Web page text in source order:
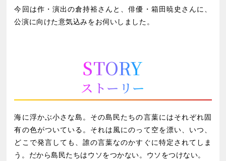
今回は作・演出の倉持裕さんと、俳優・箱田暁史さんに、
公演に向けた意気込みをお伺いしました。
STORY
ストーリー
海に浮かぶ小さな島。その島民たちの言葉にはそれぞれ固
有の色がついている。それは風にのって空を漂い、いつ、
どこで発言しても、誰の言葉なのかすぐに特定されてしま
う。だから島民たちはウソをつかない。ウソをつけない。